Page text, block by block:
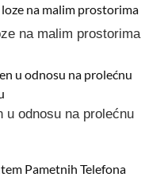
na malim prostorima
u odnosu na prolećnu